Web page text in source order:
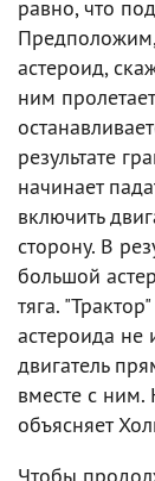
равно, что
Предположим,
астероид,
ним
результате
начинает
включить
сторону. В
большой
тяга.
астероида не
двигатель
вместе с ним.
объясняет
Чтобы